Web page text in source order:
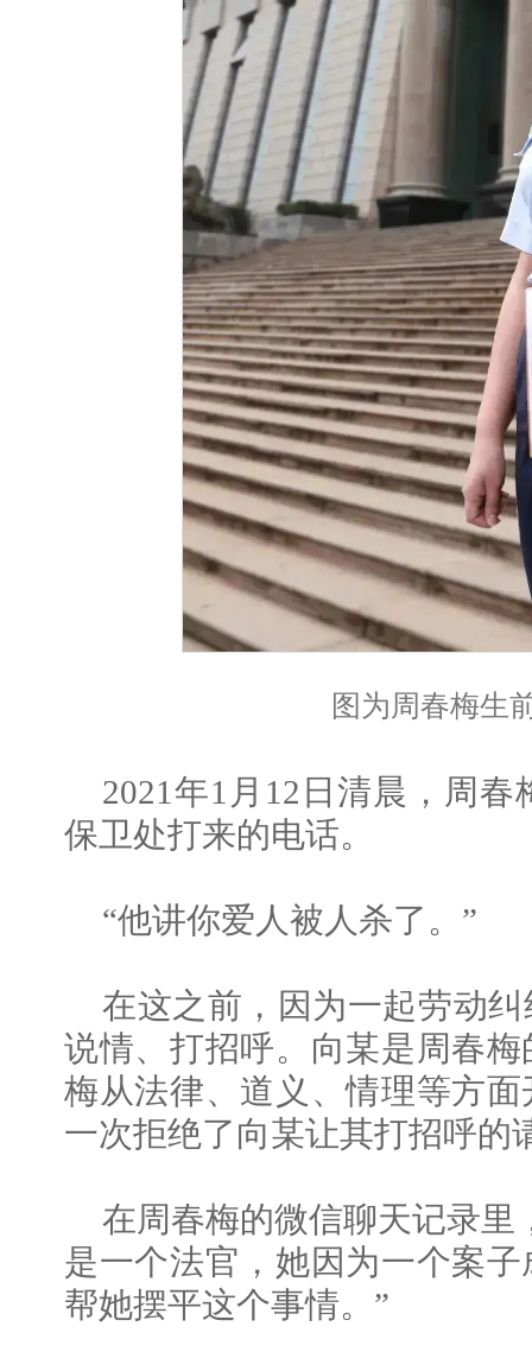
图为周春梅生
2021年1月12日清晨，周
保卫处打来的电话。
“他讲你爱人被人杀了。”
在这之前，因为一起劳动
说情、打招呼。向某是周春
梅从法律、道义、情理等方
一次拒绝了向某让其打招呼的
在周春梅的微信聊天记录
是一个法官，她因为一个案
帮她摆平这个事情。”